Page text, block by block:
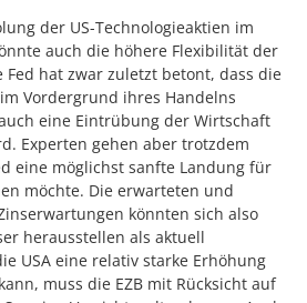
der US-Technologieaktien im
auch die höhere Flexibilität der
hat zwar zuletzt betont, dass die
Vordergrund ihres Handelns
eine Eintrübung der Wirtschaft
Experten gehen aber trotzdem
eine möglichst sanfte Landung für
möchte. Die erwarteten und
könnten sich also
herausstellen als aktuell
USA eine relativ starke Erhöhung
muss die EZB mit Rücksicht auf